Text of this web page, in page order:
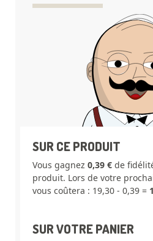
SUR CE PRODUIT
Vous gagnez 0,39 € de
produit. Lors de votre
vous coûtera : 19,30 - 0,39 =
SUR VOTRE PANIER